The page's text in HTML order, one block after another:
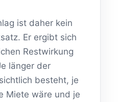
ist daher kein
Er ergibt sich
Restwirkung
länger der
besteht, je
Miete wäre und je